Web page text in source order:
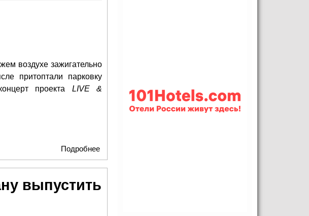
воздухе зажигательно
притоптали парковку
проекта LIVE &
Подробнее
выпустить